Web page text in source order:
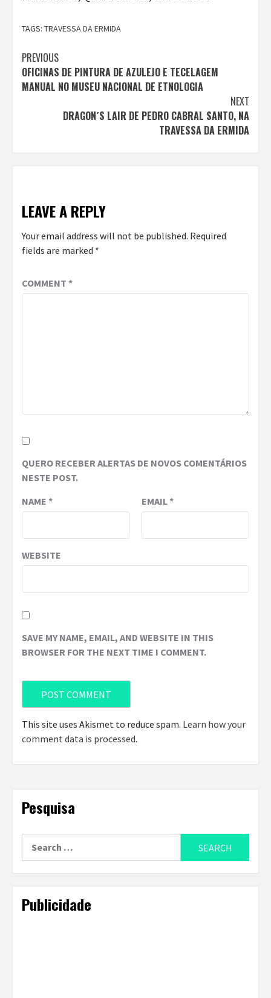
TAGS: TRAVESSA DA ERMIDA
Continue
Reading
PREVIOUS
OFICINAS DE PINTURA DE AZULEJO E TECELAGEM
MANUAL NO MUSEU NACIONAL DE ETNOLOGIA
NEXT
DRAGON´S LAIR DE PEDRO CABRAL SANTO, NA
TRAVESSA DA ERMIDA
LEAVE A REPLY
Your email address will not be published. Required
fields are marked *
COMMENT *
QUERO RECEBER ALERTAS DE NOVOS COMENTÁRIOS
NESTE POST.
NAME * EMAIL*
WEBSITE
SAVE MY NAME, EMAIL, AND WEBSITE IN THIS
BROWSER FOR THE NEXT TIME I COMMENT.
This site uses Akismet to reduce spam. Learn how your
comment data is processed.
Pesquisa
Publicidade